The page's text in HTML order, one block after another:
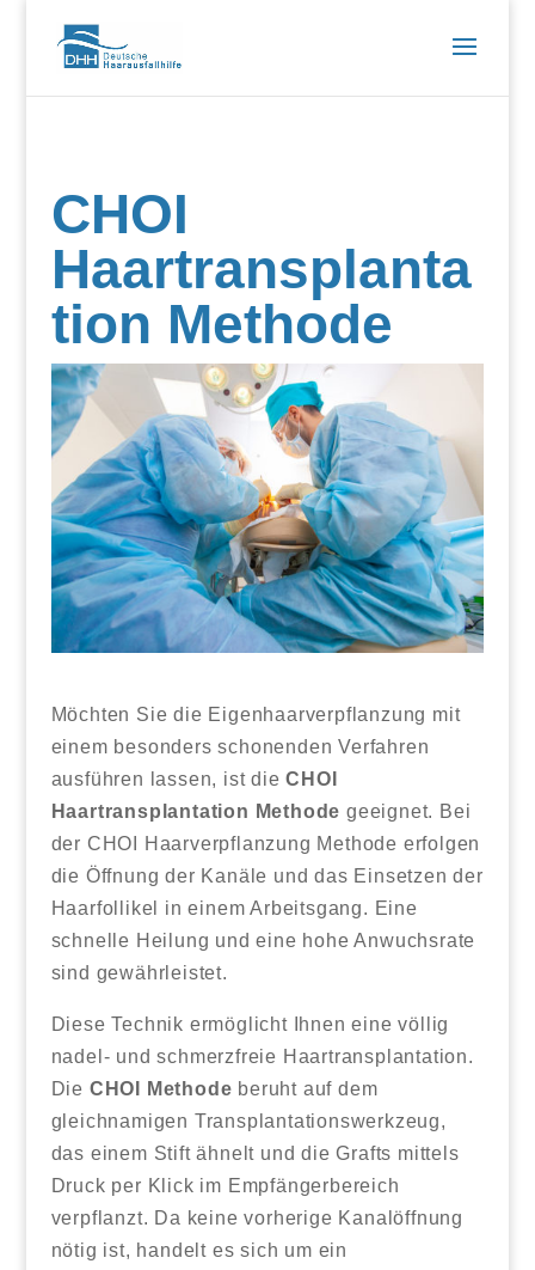
CHOI
Haartransplanta
tion Methode
Möchten Sie die Eigenhaarverpflanzung mit
einem besonders schonenden Verfahren
ausführen lassen, ist dieCHOI
Haartransplantation Methode geeignet. Bei
der CHOI Haarverpflanzung Methode erfolgen
die Öffnung der Kanäle und das Einsetzen der
Haarfollikel in einem Arbeitsgang. Eine
schnelle Heilung und eine hohe Anwuchsrate
sind gewährleistet.
Diese Technik ermöglicht Ihnen eine völlig
nadel- und schmerzfreie Haartransplantation.
Die CHOI Methode beruht auf dem
gleichnamigen Transplantationswerkzeug,
das einem Stift ähnelt und die Grafts mittels
Druck per Klick im Empfängerbereich
verpflanzt. Da keine vorherige Kanalöffnung
nötig ist, handelt es sich um ein